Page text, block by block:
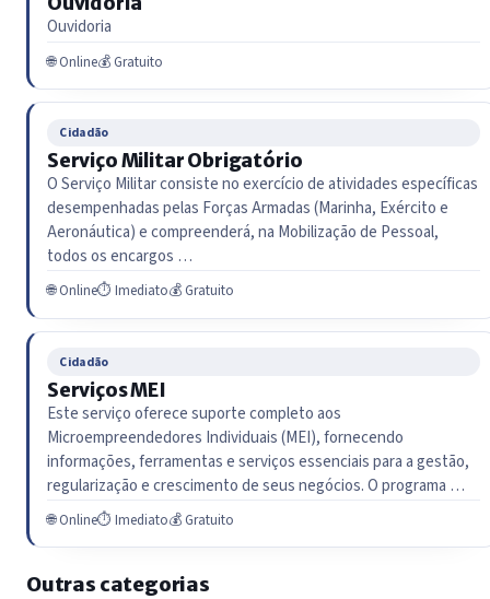
Ouvidoria
🌐 Online💰 Gratuito
Cidadão
Serviço Militar Obrigatório
O Serviço Militar consiste no exercício de atividades específicas
desempenhadas pelas Forças Armadas (Marinha, Exército e
Aeronáutica) e compreenderá, na Mobilização de Pessoal,
todos os encargos …
🌐 Online⏱ Imediato💰 Gratuito
Cidadão
Serviços MEI
Este serviço oferece suporte completo aos
Microempreendedores Individuais (MEI), fornecendo
informações, ferramentas e serviços essenciais para a gestão,
regularização e crescimento de seus negócios. O programa …
🌐 Online⏱ Imediato💰 Gratuito
Outras categorias